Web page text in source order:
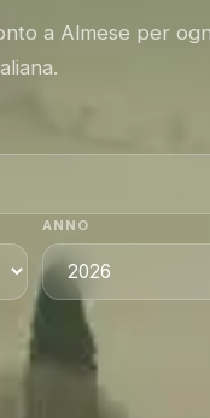
a Almese per
ANNO